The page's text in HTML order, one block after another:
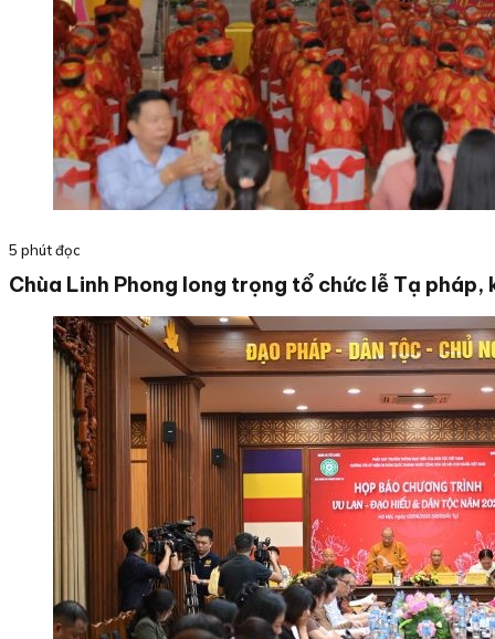
5 phút đọc
Chùa Linh Phong long trọng tổ chức lễ Tạ